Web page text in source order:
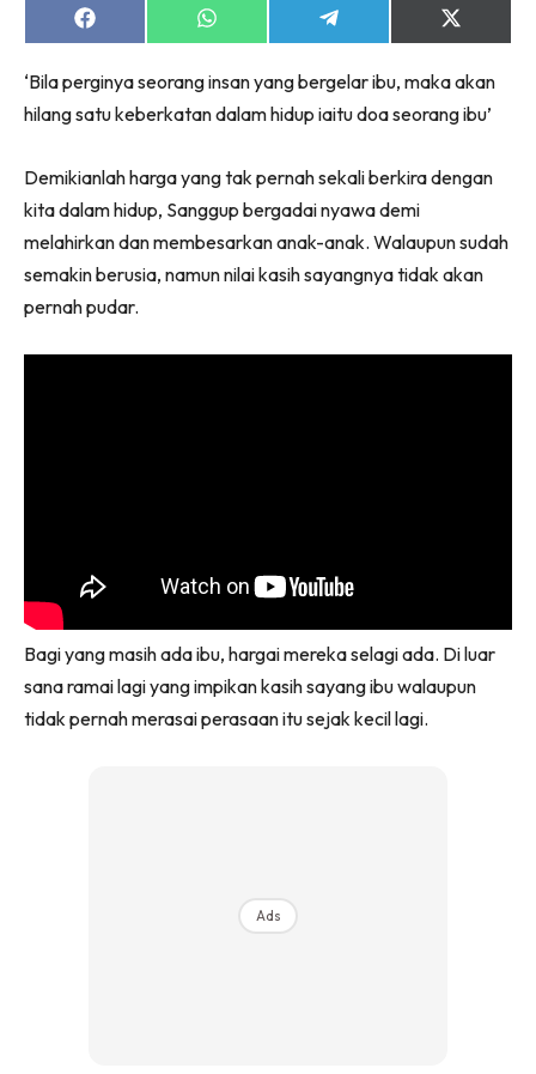
Share
on
Share
on
Share
on
Share
on
(Twitter)
‘Bila perginya seorang insan yang bergelar ibu, maka akan
hilang satu keberkatan dalam hidup iaitu doa seorang ibu’
Demikianlah harga yang tak pernah sekali berkira dengan
kita dalam hidup, Sanggup bergadai nyawa demi
melahirkan dan membesarkan anak-anak. Walaupun sudah
semakin berusia, namun nilai kasih sayangnya tidak akan
pernah pudar.
Bagi yang masih ada ibu, hargai mereka selagi ada. Di luar
sana ramai lagi yang impikan kasih sayang ibu walaupun
tidak pernah merasai perasaan itu sejak kecil lagi.
Ads